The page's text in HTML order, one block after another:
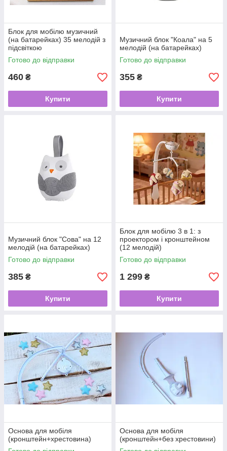
Блок для мобілю музичний
(на батарейках) 35 мелодій з
підсвіткою
Готово до відправки
460 ₴
Купити
Музичний блок "Коала" на 5
мелодій (на батарейках)
Готово до відправки
355 ₴
Купити
Музичний блок "Сова" на 12
мелодій (на батарейках)
Готово до відправки
385 ₴
Купити
Блок для мобілю 3 в 1: з
проектором і кронштейном
(12 мелодій)
Готово до відправки
1 299 ₴
Купити
Основа для мобіля
(кронштейн+хрестовина)
Основа для мобіля
(кронштейн+без хрестовини)